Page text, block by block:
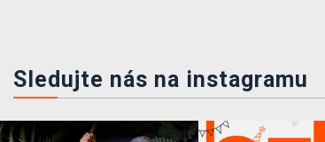
Sledujte nás na instagramu